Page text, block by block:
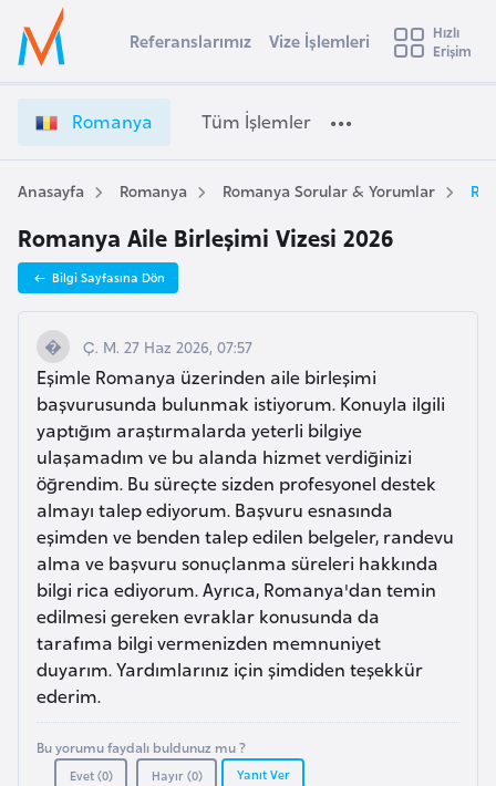
Ülke Seçimi
Başvuru yapmak istediğiniz ülkeyi seçin
Üye
Girişi
o
a
n
V
i
z
e
İ
ş
l
e
m
l
e
r
i
e
t
Referanslarımız Vize İşlemleri
Hızlı
Erişim
Romanya Tüm İşlemler
Anasayfa Romanya Romanya Sorular & Yorumlar
Romanya Aile Birleşimi Vizesi 2026
Bilgi Sayfasına Dön
Ç. M. 27 Haz 2026, 07:57
Eşimle Romanya üzerinden aile birleşimi
başvurusunda bulunmak istiyorum. Konuyla ilgili
yaptığım araştırmalarda yeterli bilgiye
ulaşamadım ve bu alanda hizmet verdiğinizi
öğrendim. Bu süreçte sizden profesyonel destek
almayı talep ediyorum. Başvuru esnasında
eşimden ve benden talep edilen belgeler, randevu
alma ve başvuru sonuçlanma süreleri hakkında
bilgi rica ediyorum. Ayrıca, Romanya'dan temin
edilmesi gereken evraklar konusunda da
tarafıma bilgi vermenizden memnuniyet
duyarım. Yardımlarınız için şimdiden teşekkür
ederim.
Bu yorumu faydalı buldunuz mu ?
Evet (0) Hayır (0) Yanıt Ver
s
t
r
a
A
u
s
t
u
r
y
a
A
z
e
r
b
y